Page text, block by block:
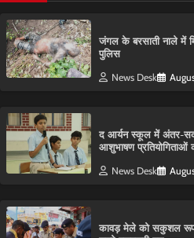
​जंगल के बरसाती नाले में
पुलिस
News Desk
द आर्यन स्कूल में अंतर-
आशुभाषण
News Desk
कावड़ मेले को सकुशल